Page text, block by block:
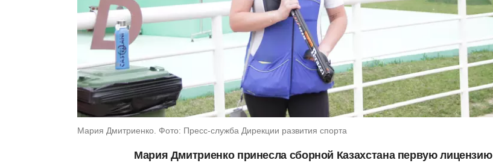
Мария Дмитриенко. Фото: Пресс-служба Дирекции развития спорта
Мария Дмитриенко принесла сборной Казахстана первую лицензию